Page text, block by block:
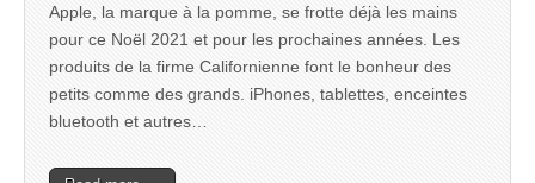
Apple, la marque à la pomme, se frotte déjà les mains
pour ce Noël 2021 et pour les prochaines années. Les
produits de la firme Californienne font le bonheur des
petits comme des grands. iPhones, tablettes, enceintes
bluetooth et autres…